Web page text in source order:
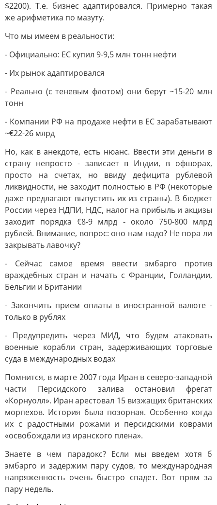
$2200). Т.е. бизнес адаптировался. Примерно такая
же арифметика по мазуту.
Что мы имеем в реальности:
- Официально: ЕС купил 9-9,5 млн тонн нефти
- Их рынок адаптировался
- Реально (с теневым флотом) они берут ~15-20 млн
тонн
- Компании РФ на продаже нефти в ЕС зарабатывают
~€22-26 млрд
Но, как в анекдоте, есть нюанс. Ввести эти деньги в
страну непросто - зависает в Индии, в офшорах,
просто на счетах, но ввиду дефицита рублевой
ликвидности, не заходит полностью в РФ (некоторые
даже предлагают выпустить их из страны). В бюджет
России через НДПИ, НДС, налог на прибыль и акцизы
заходит порядка €8-9 млрд - около 750-800 млрд
рублей. Внимание, вопрос: оно нам надо? Не пора ли
закрывать лавочку?
- Сейчас самое время ввести эмбарго против
враждебных стран и начать с Франции, Голландии,
Бельгии и Британии
- Закончить прием оплаты в иностранной валюте -
только в рублях
- Предупредить через МИД, что будем атаковать
военные корабли стран, задерживающих торговые
суда в международных водах
Помнится, в марте 2007 года Иран в северо-западной
части Персидского залива остановил фрегат
«Корнуолл». Иран арестовал 15 визжащих британских
морпехов. История была позорная. Особенно когда
их с радостными рожами и персидскими коврами
«освобождали из иранского плена».
Знаете в чем парадокс? Если мы введем хотя б
эмбарго и задержим пару судов, то международная
напряженность очень быстро спадет. Вот прям за
пару недель.